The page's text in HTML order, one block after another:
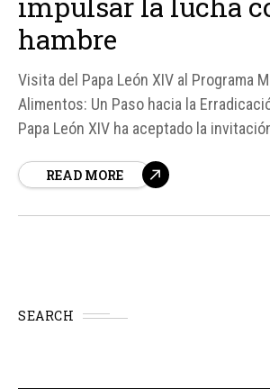
hambre
Visita del Papa León XIV al Programa
Alimentos: Un Paso hacia la
Papa León XIV ha aceptado la
Cindy Hensley McCai, para visitar la
READ MORE
SEARCH